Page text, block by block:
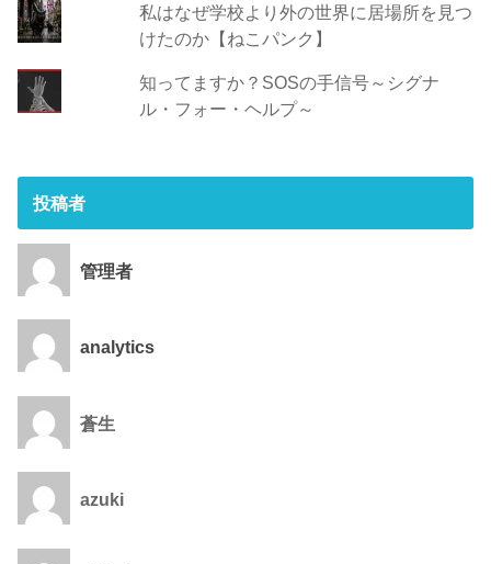
私はなぜ学校より外の世界に居場所を見つ
けたのか【ねこパンク】
知ってますか？SOSの手信号～シグナ
ル・フォー・ヘルプ～
投稿者
管理者
analytics
蒼生
azuki